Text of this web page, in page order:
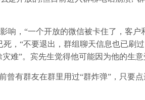
，“一个开放的微信被卡住了，客户
，“不要退出，群组聊天信息也已刷过
难”。宾先生觉得他可能因为他的生意
有群友在群里用过“群炸弹”，只要